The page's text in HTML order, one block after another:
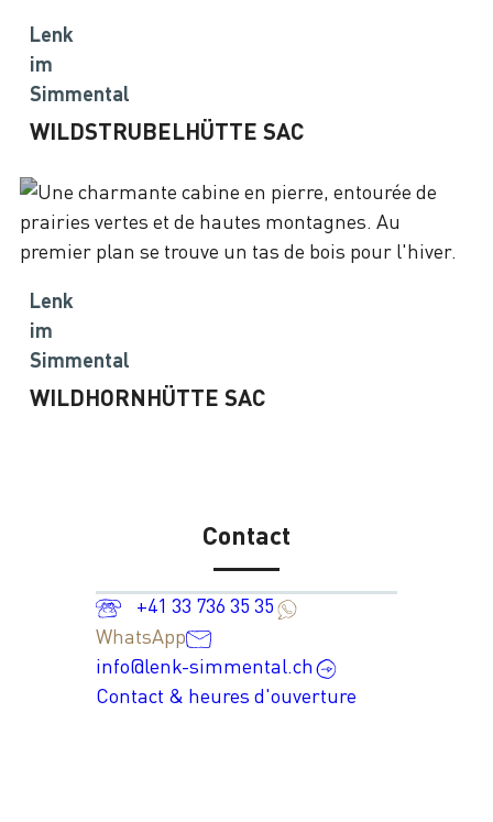
Lenk
im
Simmental
WILDSTRUBELHÜTTE SAC
Lenk
im
Simmental
WILDHORNHÜTTE SAC
Contact
+41 33 736 35 35
WhatsApp
info@lenk-simmental.ch
Contact & heures d'ouverture